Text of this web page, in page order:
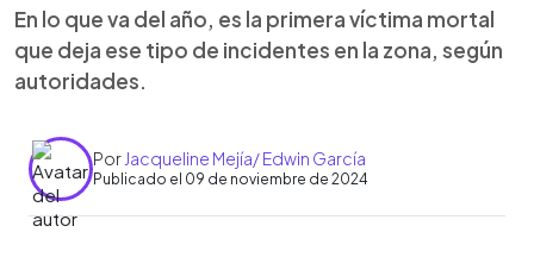
En lo que va del año, es la primera víctima mortal
que deja ese tipo de incidentes en la zona, según
autoridades.
Por Jacqueline Mejía/ Edwin García
Publicado el 09 de noviembre de 2024